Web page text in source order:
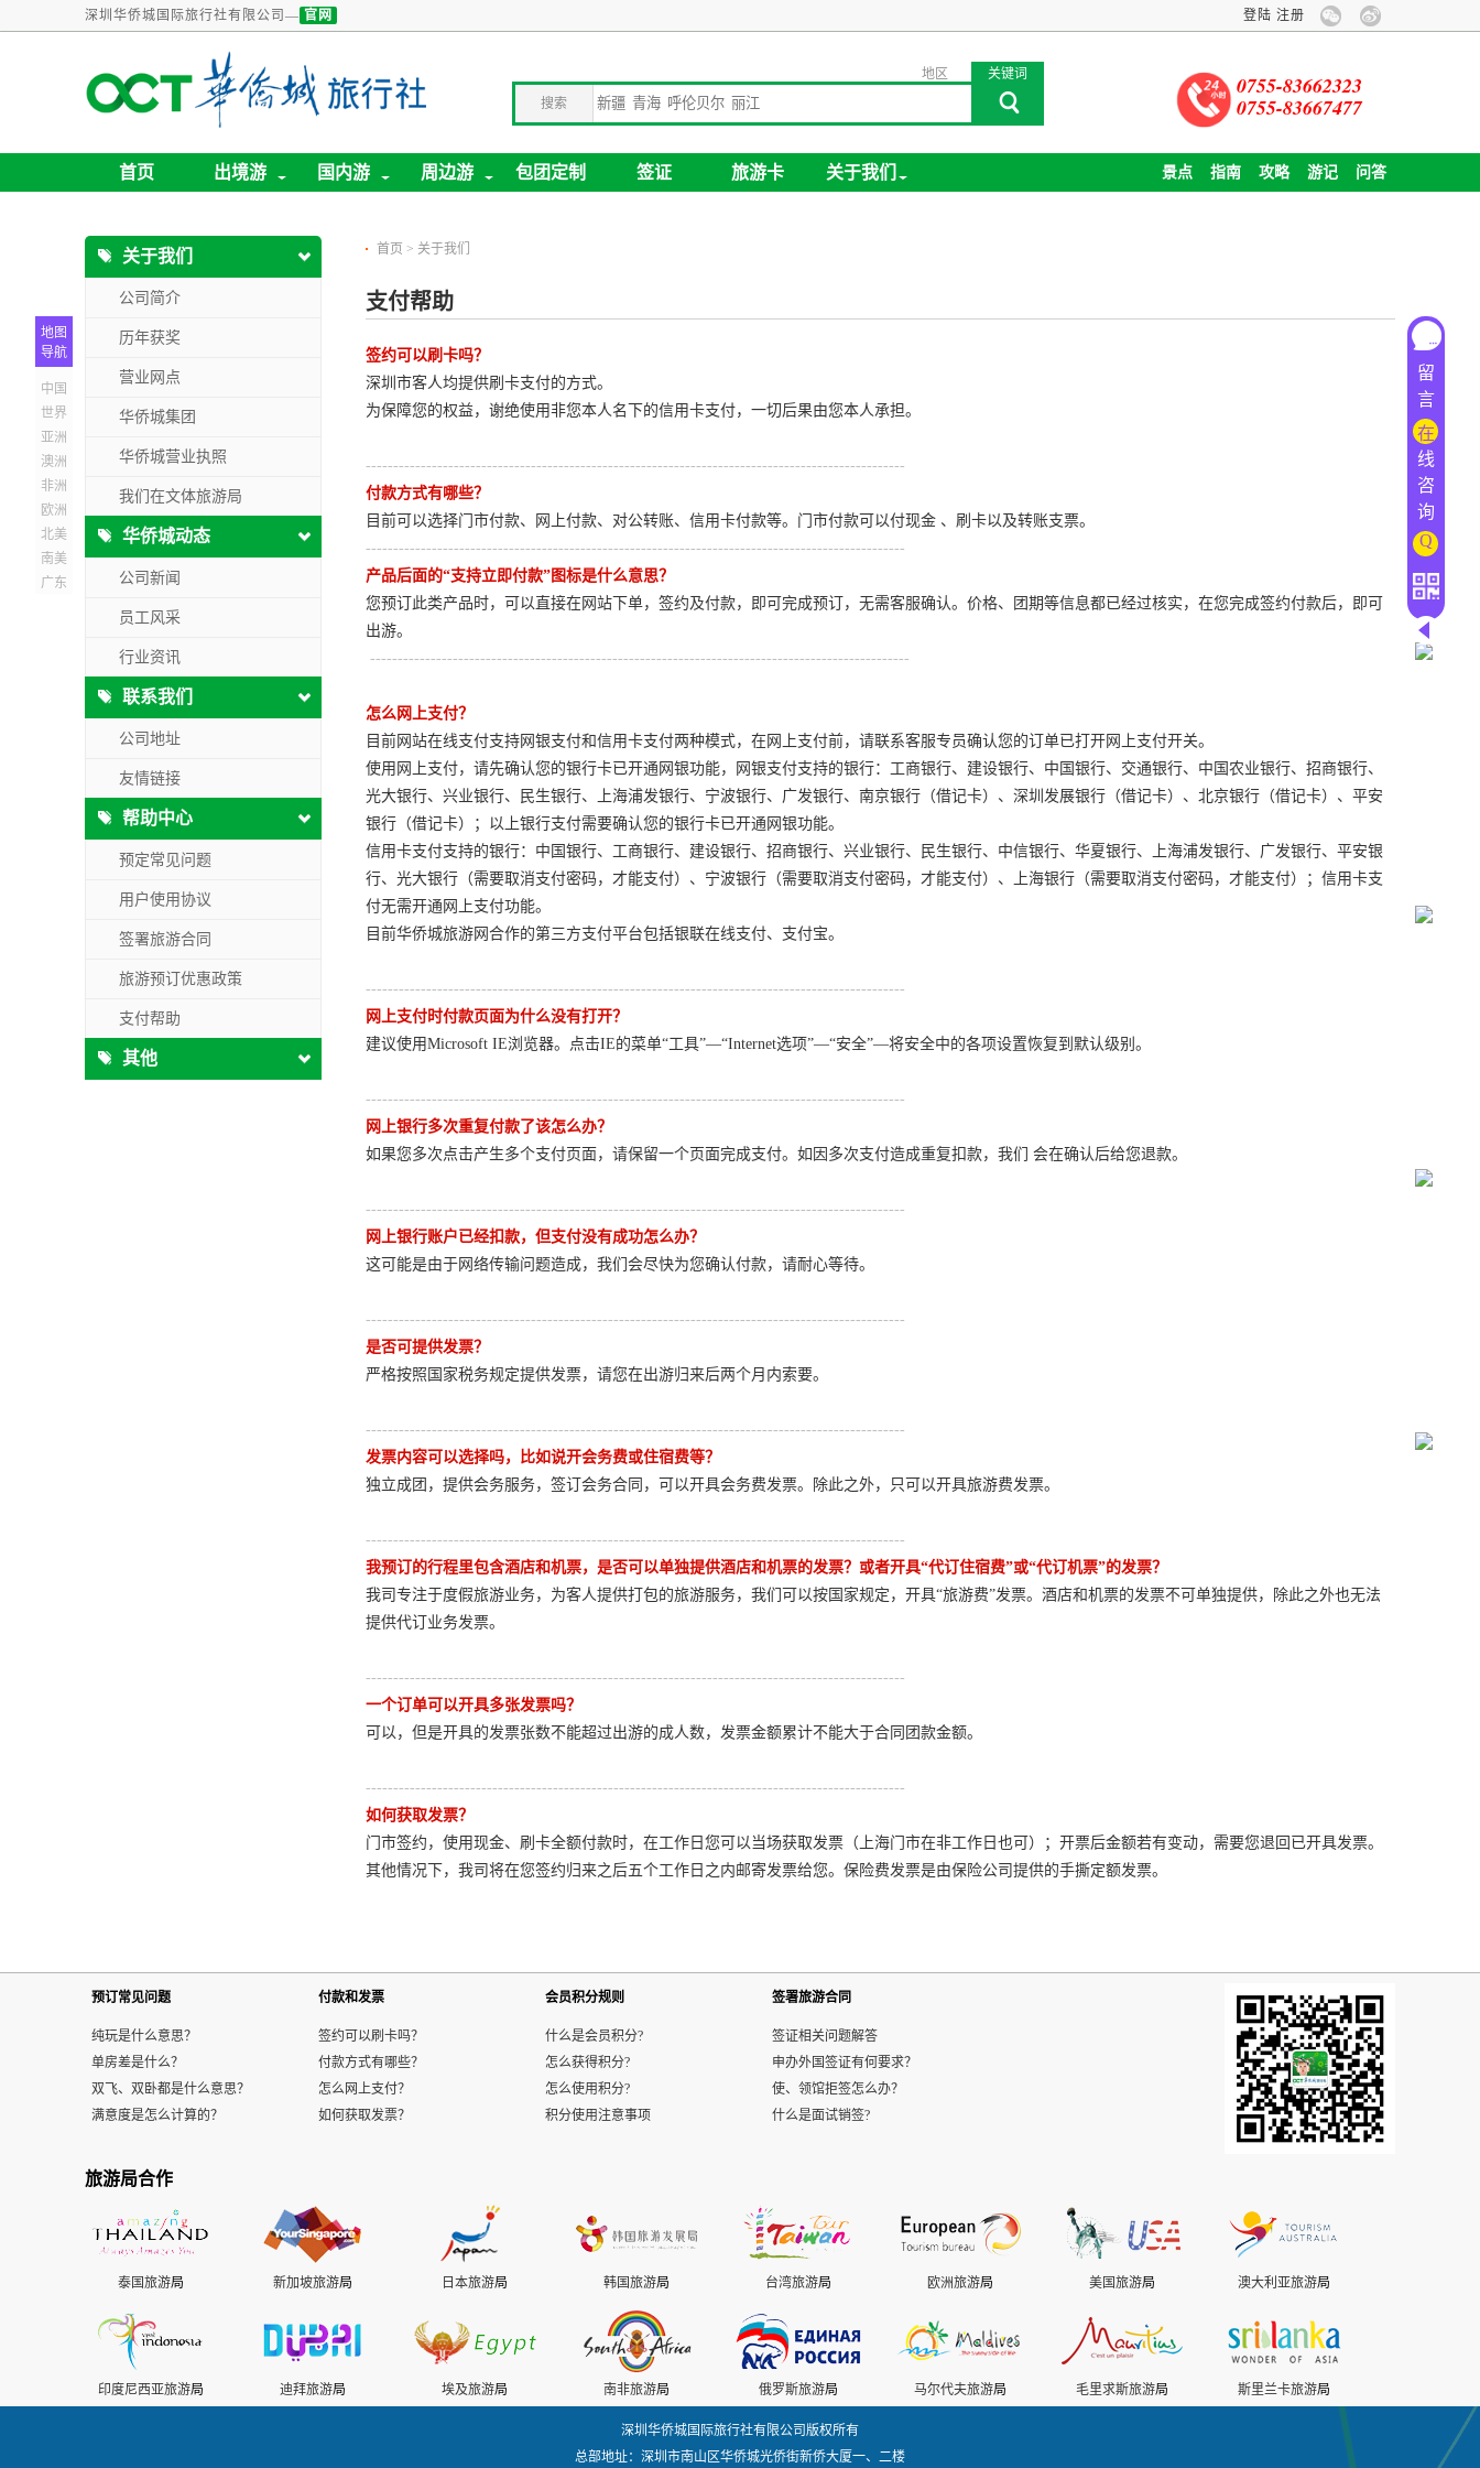
深圳华侨城国际旅行社有限公司— 官网 登陆 注册
关于旅游卡业务停办公告
搜索
地区 关键词
0755-83662323
0755-83667477
首页 出境游 国内游 周边游 包团定制 签证 旅游卡 关于我们 问答
游记
攻略
指南
景点
关于我们
公司简介
历年获奖
营业网点
华侨城集团
华侨城营业执照
我们在文体旅游局
华侨城动态
公司新闻
员工风采
行业资讯
联系我们
公司地址
友情链接
帮助中心
预定常见问题
用户使用协议
签署旅游合同
旅游预订优惠政策
支付帮助
其他
首页 > 关于我们
支付帮助
签约可以刷卡吗？
深圳市客人均提供刷卡支付的方式。
为保障您的权益，谢绝使用非您本人名下的信用卡支付，一切后果由您本人承担。
--------------------------------------------------------------------------------------------------
付款方式有哪些？
目前可以选择门市付款、网上付款、对公转账、信用卡付款等。门市付款可以付现金 、刷卡以及转账支票。
--------------------------------------------------------------------------------------------------
产品后面的“支持立即付款”图标是什么意思？
您预订此类产品时，可以直接在网站下单，签约及付款，即可完成预订，无需客服确认。价格、团期等信息都已经过核实，在您完成签约付款后，即可
出游。
--------------------------------------------------------------------------------------------------
怎么网上支付？
目前网站在线支付支持网银支付和信用卡支付两种模式，在网上支付前，请联系客服专员确认您的订单已打开网上支付开关。
使用网上支付，请先确认您的银行卡已开通网银功能，网银支付支持的银行：工商银行、建设银行、中国银行、交通银行、中国农业银行、招商银行、
光大银行、兴业银行、民生银行、上海浦发银行、宁波银行、广发银行、南京银行（借记卡）、深圳发展银行（借记卡）、北京银行（借记卡）、平安
银行（借记卡）；以上银行支付需要确认您的银行卡已开通网银功能。
信用卡支付支持的银行：中国银行、工商银行、建设银行、招商银行、兴业银行、民生银行、中信银行、华夏银行、上海浦发银行、广发银行、平安银
行、光大银行（需要取消支付密码，才能支付）、宁波银行（需要取消支付密码，才能支付）、上海银行（需要取消支付密码，才能支付）；信用卡支
付无需开通网上支付功能。
目前华侨城旅游网合作的第三方支付平台包括银联在线支付、支付宝。
--------------------------------------------------------------------------------------------------
网上支付时付款页面为什么没有打开？
建议使用Microsoft IE浏览器。点击IE的菜单“工具”—“Internet选项”—“安全”—将安全中的各项设置恢复到默认级别。
--------------------------------------------------------------------------------------------------
网上银行多次重复付款了该怎么办？
如果您多次点击产生多个支付页面，请保留一个页面完成支付。如因多次支付造成重复扣款，我们 会在确认后给您退款。
--------------------------------------------------------------------------------------------------
网上银行账户已经扣款，但支付没有成功怎么办？
这可能是由于网络传输问题造成，我们会尽快为您确认付款，请耐心等待。
--------------------------------------------------------------------------------------------------
是否可提供发票？
严格按照国家税务规定提供发票，请您在出游归来后两个月内索要。
--------------------------------------------------------------------------------------------------
发票内容可以选择吗，比如说开会务费或住宿费等？
独立成团，提供会务服务，签订会务合同，可以开具会务费发票。除此之外，只可以开具旅游费发票。
--------------------------------------------------------------------------------------------------
我预订的行程里包含酒店和机票，是否可以单独提供酒店和机票的发票？或者开具“代订住宿费”或“代订机票”的发票？
我司专注于度假旅游业务，为客人提供打包的旅游服务，我们可以按国家规定，开具“旅游费”发票。酒店和机票的发票不可单独提供，除此之外也无法
提供代订业务发票。
--------------------------------------------------------------------------------------------------
一个订单可以开具多张发票吗？
可以，但是开具的发票张数不能超过出游的成人数，发票金额累计不能大于合同团款金额。
--------------------------------------------------------------------------------------------------
如何获取发票？
门市签约，使用现金、刷卡全额付款时，在工作日您可以当场获取发票（上海门市在非工作日也可）；开票后金额若有变动，需要您退回已开具发票。
其他情况下，我司将在您签约归来之后五个工作日之内邮寄发票给您。保险费发票是由保险公司提供的手撕定额发票。
留
言
在
线
咨
询
Q
地图
导航
中国
世界
亚洲
澳洲
非洲
欧洲
北美
南美
广东
预订常见问题
纯玩是什么意思？
单房差是什么？
双飞、双卧都是什么意思？
满意度是怎么计算的？
付款和发票
签约可以刷卡吗？
付款方式有哪些？
怎么网上支付？
如何获取发票？
会员积分规则
什么是会员积分?
怎么获得积分?
怎么使用积分?
积分使用注意事项
签署旅游合同
签证相关问题解答
申办外国签证有何要求？
使、领馆拒签怎么办？
什么是面试销签?
旅游局合作
泰国旅游局 新加坡旅游局 日本旅游局 韩国旅游局 台湾旅游局 欧洲旅游局 美国旅游局 澳大利亚旅游局
印度尼西亚旅游局 迪拜旅游局 埃及旅游局 南非旅游局 俄罗斯旅游局 马尔代夫旅游局 毛里求斯旅游局 斯里兰卡旅游局
深圳华侨城国际旅行社有限公司版权所有
总部地址：深圳市南山区华侨城光侨街新侨大厦一、二楼